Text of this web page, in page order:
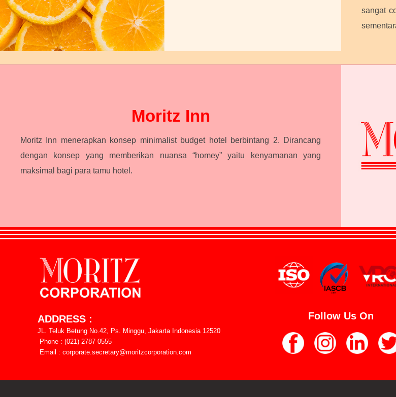
sangat
Moritz Inn
Moritz Inn menerapkan konsep minimalist budget hotel berbintang 2. Dirancang
dengan konsep yang memberikan nuansa “homey” yaitu kenyamanan yang
maksimal bagi para tamu hotel.
ADDRESS :
JL. Teluk Betung No.42, Ps. Minggu, Jakarta Indonesia 12520
Phone : (021) 2787 0555
Email : corporate.secretary@moritzcorporation.com
Follow Us On